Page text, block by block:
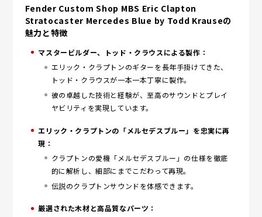
Fender Custom Shop MBS Eric Clapton
Stratocaster Mercedes Blue by Todd Krauseの
魅力と特徴
マスタービルダー、トッド・クラウスによる製作：
エリック・クラプトンのギターを長年手掛けてきた、
トッド・クラウスが一本一本丁寧に製作。
彼の卓越した技術と経験が、至高のサウンドとプレイ
ヤビリティを実現しています。
エリック・クラプトンの「メルセデスブルー」を忠実に再
現：
クラプトンの愛機「メルセデスブルー」の仕様を徹底
的に解析し、細部にまでこだわって再現。
伝説のクラプトンサウンドを体感できます。
厳選された木材と高品質なパーツ：